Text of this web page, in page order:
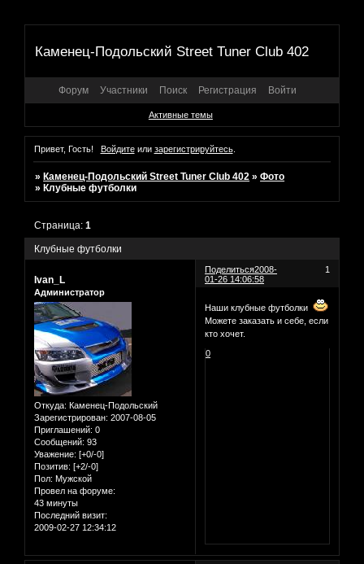
Каменец-Подольский Street Tuner Club 402
Форум Участники Поиск Регистрация Войти
Активные темы
Привет, Гость! Войдитеили зарегистрируйтесь.
»Каменец-Подольский Street Tuner Club 402 »Фото
»Клубные футболки
Клубные футболки
Страница:1
Поделиться 1
2008-
01-26 14:06:58
Ivan_L
Администратор
Откуда: Каменец-Подольский
Зарегистрирован: 2007-08-05
Приглашений: 0
Сообщений: 93
Уважение: [+0/-0]
Позитив: [+2/-0]
Пол: Мужской
Провел на форуме:
43 минуты
Последний визит:
2009-02-27 12:34:12
Наши клубные футболки
Можете заказать и себе, если
кто хочет.
0